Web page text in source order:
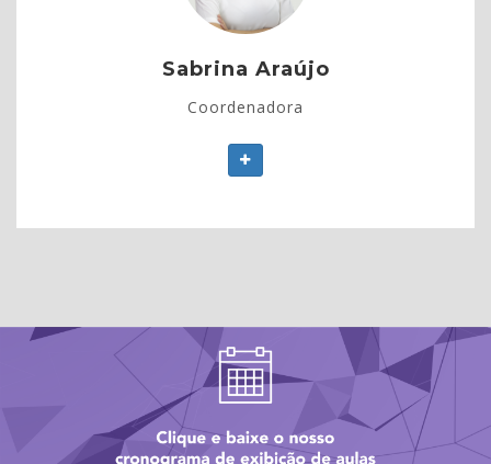
Sabrina Araújo
Coordenadora
- Licenciada em Ciências Biológicas pela UEA;